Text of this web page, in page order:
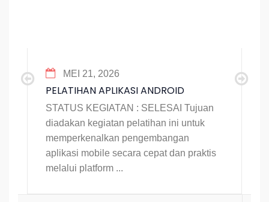
MEI 21, 2026
PELATIHAN APLIKASI ANDROID
STATUS KEGIATAN : SELESAI Tujuan
diadakan kegiatan pelatihan ini untuk
memperkenalkan pengembangan
aplikasi mobile secara cepat dan praktis
melalui platform ...